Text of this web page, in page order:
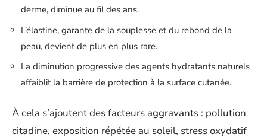
derme, diminue au fil des ans.
L’élastine, garante de la souplesse et du rebond de la
peau, devient de plus en plus rare.
La diminution progressive des agents hydratants naturels
affaiblit la barrière de protection à la surface cutanée.
À cela s’ajoutent des facteurs aggravants : pollution
citadine, exposition répétée au soleil, stress oxydatif